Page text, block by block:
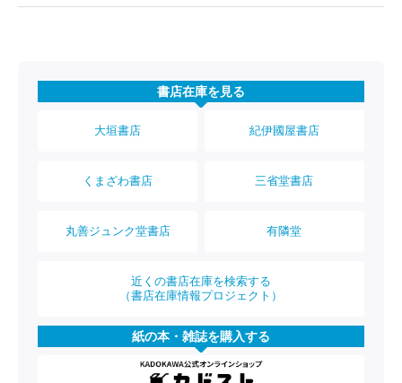
書店在庫を見る
大垣書店 紀伊國屋書店
くまざわ書店 三省堂書店
丸善ジュンク堂書店 有隣堂
近くの書店在庫を検索する
（書店在庫情報プロジェクト）
紙の本・雑誌を購入する